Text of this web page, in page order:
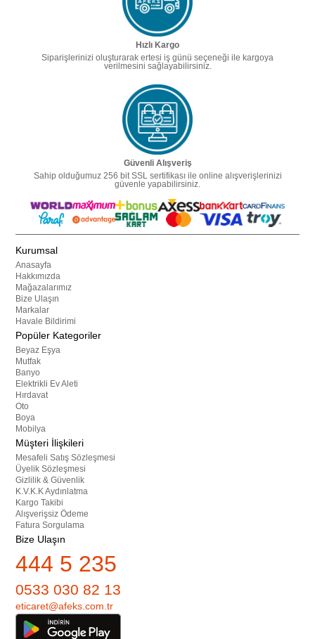
Hızlı Kargo
Siparişlerinizi oluşturarak ertesi iş günü seçeneği ile kargoya
verilmesini sağlayabilirsiniz.
Güvenli Alışveriş
Sahip olduğumuz 256 bit SSL sertifikası ile online alışverişlerinizi
güvenle yapabilirsiniz.
Kurumsal
Anasayfa
Hakkımızda
Mağazalarımız
Bize Ulaşın
Markalar
Havale Bildirimi
Popüler Kategoriler
Beyaz Eşya
Mutfak
Banyo
Elektrikli Ev Aleti
Hırdavat
Oto
Boya
Mobilya
Müşteri İlişkileri
Mesafeli Satış Sözleşmesi
Üyelik Sözleşmesi
Gizlilik & Güvenlik
K.V.K.K Aydınlatma
Kargo Takibi
Alışverişsiz Ödeme
Fatura Sorgulama
Bize Ulaşın
444 5 235
0533 030 82 13
eticaret@afeks.com.tr